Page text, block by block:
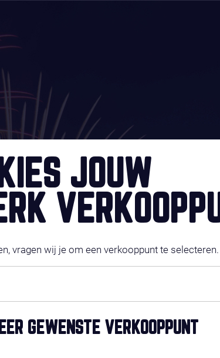
JOUW
vragen wij je om een verkooppunt te selecteren.
GEWENSTE VERKOOPPUNT